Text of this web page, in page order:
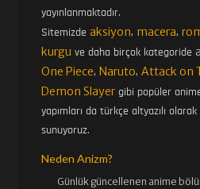
yayınlanmaktadır.
Sitemizdeaksiyon, macera,
kurgu ve daha birçok kategoride
One Piece, Naruto,Attack on
Demon Slayer gibi popüler
yapımları da türkçe altyazılı
sunuyoruz.
Neden Anizm?
Günlük güncellenen anime